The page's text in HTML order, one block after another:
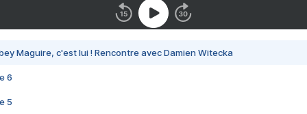
Maguire, c'est lui ! Rencontre avec Damien Witecka
6
5